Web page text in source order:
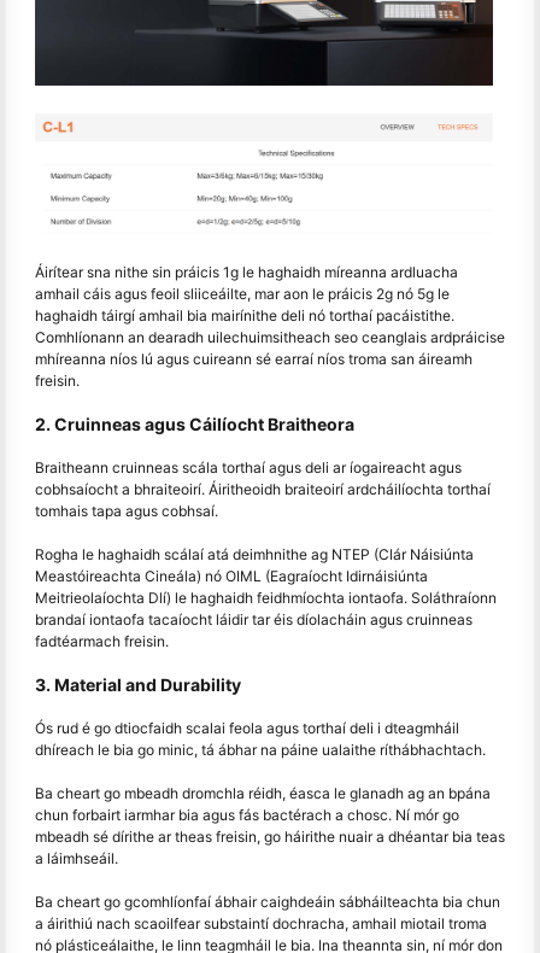
Áirítear sna nithe sin práicis 1g le haghaidh míreanna ardluacha
amhail cáis agus feoil sliiceáilte, mar aon le práicis 2g nó 5g le
haghaidh táirgí amhail bia mairínithe deli nó torthaí pacáistithe.
Comhlíonann an dearadh uilechuimsitheach seo ceanglais ardpráicise
mhíreanna níos lú agus cuireann sé earraí níos troma san áireamh
freisin.
2. Cruinneas agus Cáilíocht Braitheora
Braitheann cruinneas scála torthaí agus deli ar íogaireacht agus
cobhsaíocht a bhraiteoirí. Áiritheoidh braiteoirí ardcháilíochta torthaí
tomhais tapa agus cobhsaí.
Rogha le haghaidh scálaí atá deimhnithe ag NTEP (Clár Náisiúnta
Meastóireachta Cineála) nó OIML (Eagraíocht Idirnáisiúnta
Meitrieolaíochta Dlí) le haghaidh feidhmíochta iontaofa. Soláthraíonn
brandaí iontaofa tacaíocht láidir tar éis díolacháin agus cruinneas
fadtéarmach freisin.
3. Material and Durability
Ós rud é go dtiocfaidh scalai feola agus torthaí deli i dteagmháil
dhíreach le bia go minic, tá ábhar na páine ualaithe ríthábhachtach.
Ba cheart go mbeadh dromchla réidh, éasca le glanadh ag an bpána
chun forbairt iarmhar bia agus fás bactérach a chosc. Ní mór go
mbeadh sé dírithe ar theas freisin, go háirithe nuair a dhéantar bia teas
a láimhseáil.
Ba cheart go gcomhlíonfaí ábhair caighdeáin sábháilteachta bia chun
a áirithiú nach scaoilfear substaintí dochracha, amhail miotail troma
nó plásticeálaithe, le linn teagmháil le bia. Ina theannta sin, ní mór don